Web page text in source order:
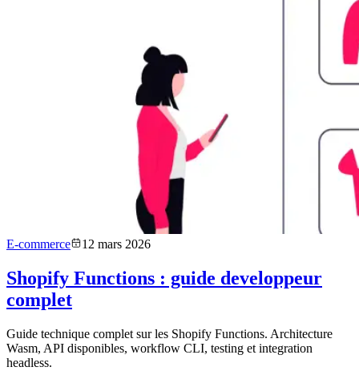
E-commerce 12 mars 2026
Shopify Functions : guide developpeur
complet
Guide technique complet sur les Shopify Functions. Architecture
Wasm, API disponibles, workflow CLI, testing et integration
headless.